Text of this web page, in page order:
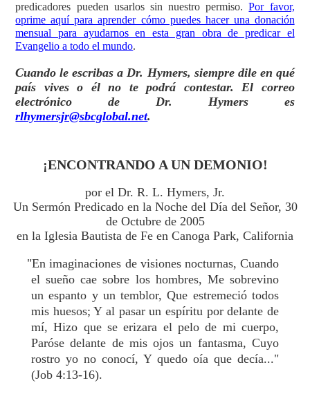
predicadores pueden usarlos sin nuestro permiso.Por favor,
oprime aquí para aprender cómo puedes hacer una donación
mensual para ayudarnos en esta gran obra de predicar el
Evangelio a todo el mundo.
Cuando le escribas a Dr. Hymers, siempre dile en qué
país vives o él no te podrá contestar. El correo
electrónico de Dr. Hymers es
rlhymersjr@sbcglobal.net.
¡ENCONTRANDO A UN DEMONIO!
por el Dr. R. L. Hymers, Jr.
Un Sermón Predicado en la Noche del Día del Señor, 30
de Octubre de 2005
en la Iglesia Bautista de Fe en Canoga Park, California
"En imaginaciones de visiones nocturnas, Cuando
el sueño cae sobre los hombres, Me sobrevino
un espanto y un temblor, Que estremeció todos
mis huesos; Y al pasar un espíritu por delante de
mí, Hizo que se erizara el pelo de mi cuerpo,
Paróse delante de mis ojos un fantasma, Cuyo
rostro yo no conocí, Y quedo oía que decía..."
(Job 4:13-16).